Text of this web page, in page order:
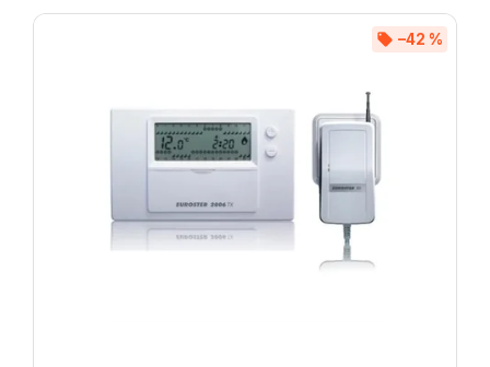
–42 %